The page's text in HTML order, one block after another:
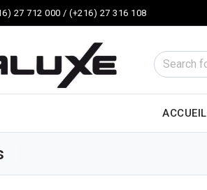
27 712 000 / (+216) 27 316 108
ACCUEIL